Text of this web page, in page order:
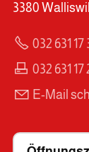
3380
032 631 17
032 631 17
E-Mail